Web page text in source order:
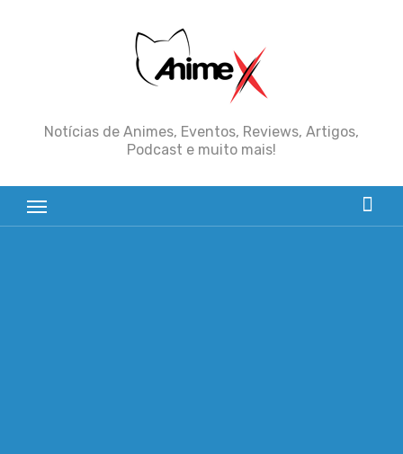
Notícias de Animes, Eventos, Reviews, Artigos,
Podcast e muito mais!